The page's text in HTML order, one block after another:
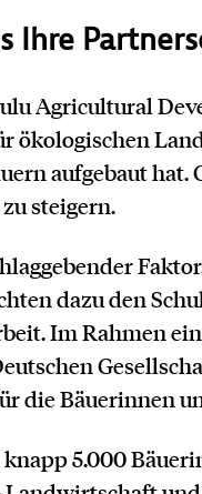
Ihre
Agricultural
ökologischen
aufgebaut
steigern.
dazu den
Im Rahmen
die Bäuerinnen
5.000